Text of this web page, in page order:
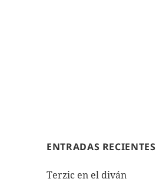
ENTRADAS RECIENTES
Terzic en el diván